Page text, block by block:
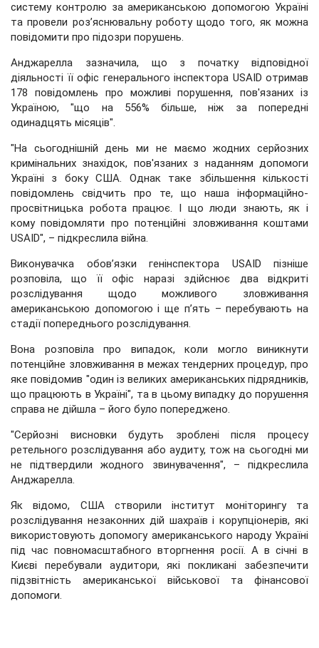
систему контролю за американською допомогою Україні
та провели роз’яснювальну роботу щодо того, як можна
повідомити про підозри порушень.
Анджарелла зазначила, що з початку відповідної
діяльності її офіс генерального інспектора USAID отримав
178 повідомлень про можливі порушення, пов'язаних із
Україною, "що на 556% більше, ніж за попередні
одинадцять місяців".
"На сьогоднішній день ми не маємо жодних серйозних
кримінальних знахідок, пов'язаних з наданням допомоги
Україні з боку США. Однак таке збільшення кількості
повідомлень свідчить про те, що наша інформаційно-
просвітницька робота працює. І що люди знають, як і
кому повідомляти про потенційні зловживання коштами
USAID", – підкреслила війна.
Виконувачка обов’язки генінспектора USAID пізніше
розповіла, що її офіс наразі здійснює два відкриті
розслідування щодо можливого зловживання
американською допомогою і ще п’ять – перебувають на
стадії попереднього розслідування.
Вона розповіла про випадок, коли могло виникнути
потенційне зловживання в межах тендерних процедур, про
яке повідомив "один із великих американських підрядників,
що працюють в Україні", та в цьому випадку до порушення
справа не дійшла – його було попереджено.
"Серйозні висновки будуть зроблені після процесу
ретельного розслідування або аудиту, тож на сьогодні ми
не підтвердили жодного звинувачення", – підкреслила
Анджарелла.
Як відомо, США створили інститут моніторингу та
розслідування незаконних дій шахраїв і корупціонерів, які
використовують допомогу американського народу Україні
під час повномасштабного вторгнення росії. А в січні в
Києві перебували аудитори, які покликані забезпечити
підзвітність американської військової та фінансової
допомоги.